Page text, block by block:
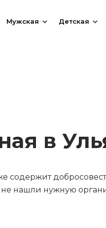
Мужская Детская
в
содержит
нашли нужную